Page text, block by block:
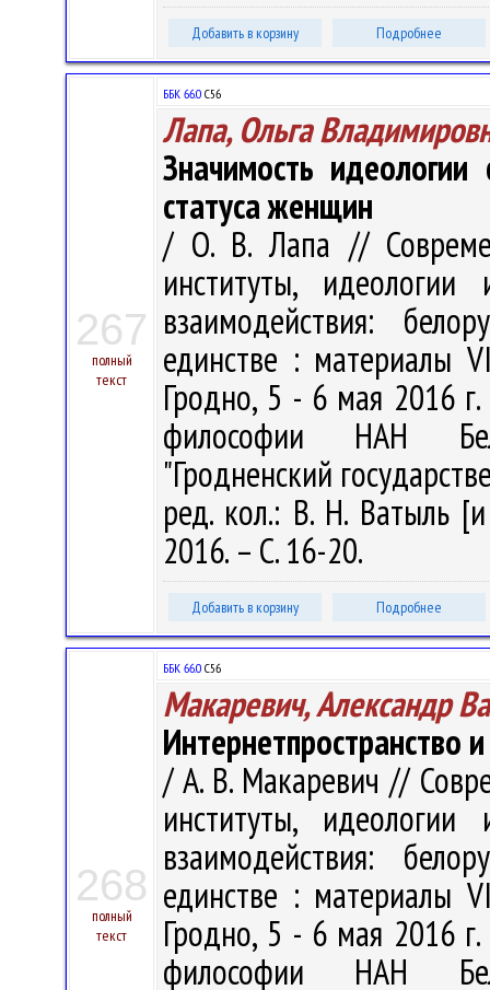
Добавить в корзину Подробнее
267
полный
текст
ББК 66.0 С56
Лапа, Ольга
Значимость
статуса женщин
/ О. В. Лапа //
институты, идеологии
взаимодействия:
единстве : материалы
Гродно, 5 - 6 мая 2016
философии НАН
"Гродненский
ред. кол.: В. Н. Ватыль
2016. – С. 16-20.
Добавить в корзину Подробнее
268
полный
текст
ББК 66.0 С56
Макаревич, Александр
Интернетпространство
/ А. В. Макаревич //
институты, идеологии
взаимодействия:
единстве : материалы
Гродно, 5 - 6 мая 2016
философии НАН